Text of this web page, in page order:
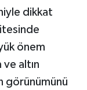
dikkat
önem
ve altın
görünümünü